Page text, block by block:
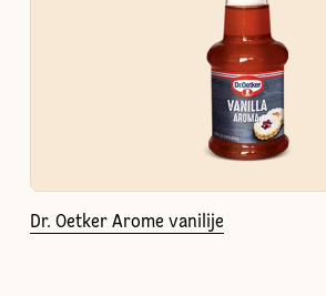
Dr. Oetker Arome vanilije